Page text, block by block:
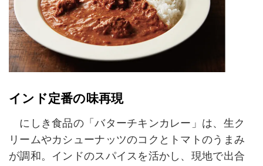
インド定番の味再現
にしき食品の「バターチキンカレー」は、生ク
リームやカシューナッツのコクとトマトのうまみ
が調和。インドのスパイスを活かし、現地で出合